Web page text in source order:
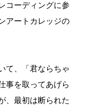
コーディングに参
アートカレッジの
て、「君ならちゃ
事を取ってあげら
、最初は断られた